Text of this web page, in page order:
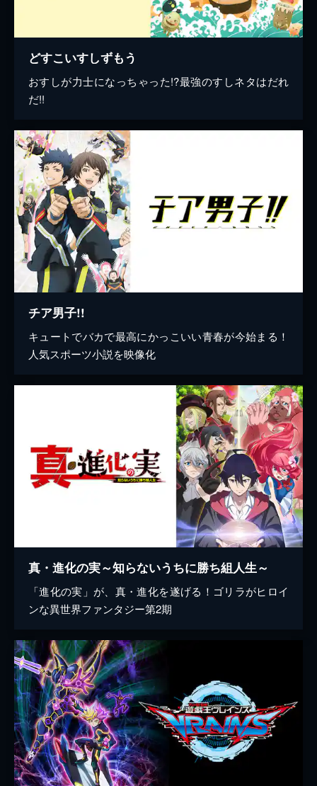
どすこいすしずもう
おすしが力士になっちゃった!?最強のすしネタはだれ
だ!!
チア男子!!
キュートでバカで最高にかっこいい青春が今始まる！
人気スポーツ小説を映像化
真・進化の実～知らないうちに勝ち組人生～
「進化の実」が、真・進化を遂げる！ゴリラがヒロイ
ンな異世界ファンタジー第2期